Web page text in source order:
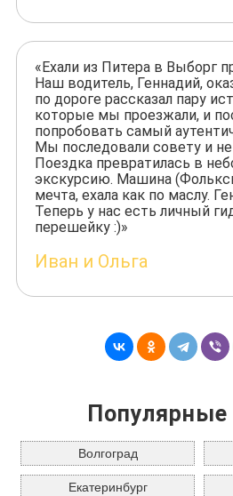
«Ехали из Питера в Выборг
Наш водитель, Геннадий,
по дороге рассказал пару
которые мы проезжали, и
попробовать самый
Мы последовали совету и
Поездка превратилась в
экскурсию. Машина
мечта, ехала как по маслу.
Теперь у нас есть личный
перешейку :)»
Иван и Ольга
Популярные
Волгоград
Екатеринбург